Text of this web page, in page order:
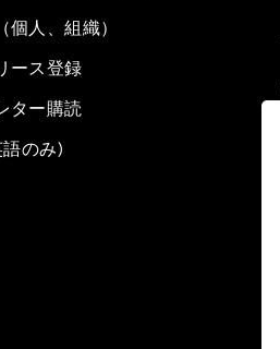
個人、組織）
ース登録
ター購読
のみ)